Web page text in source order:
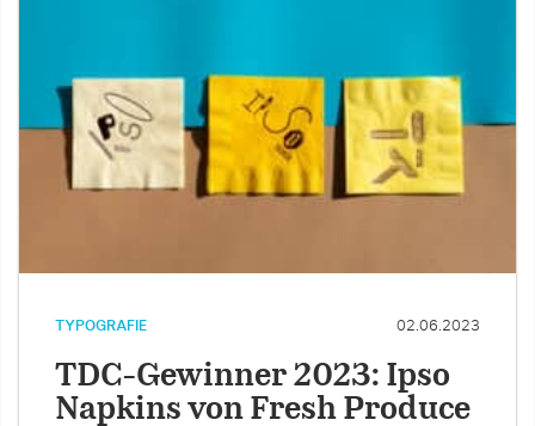
TYPOGRAFIE 02.06.2023
TDC-Gewinner 2023: Ipso
Napkins von Fresh Produce